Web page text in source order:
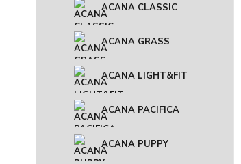
ACANA CLASSIC
ACANA GRASS
ACANA LIGHT&FIT
ACANA PACIFICA
ACANA PUPPY